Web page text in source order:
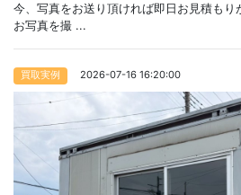
今、写真をお送り頂ければ即日お見積も
お写真を撮 ...
買取実例 2026-07-16 16:20:00